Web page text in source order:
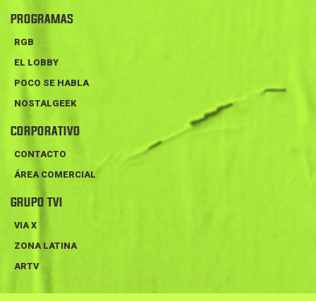
PROGRAMAS
RGB
EL LOBBY
POCO SE HABLA
NOSTALGEEK
CORPORATIVO
CONTACTO
ÁREA COMERCIAL
GRUPO TVI
VIA X
ZONA LATINA
ARTV